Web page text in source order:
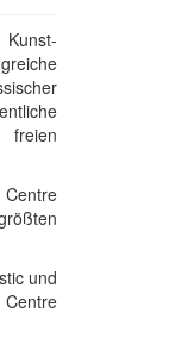
freien
und